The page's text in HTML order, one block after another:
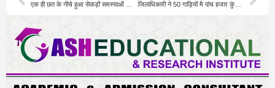
एक ही छत के नीचे हुआ सेकड़ों समस्याओं का समाधान जिलाधिकारी ने 50 गाड़ियों मै पांच हजार कुंतल भूसे के दान को, हरी झंडी दिखाकर किया रवाना।